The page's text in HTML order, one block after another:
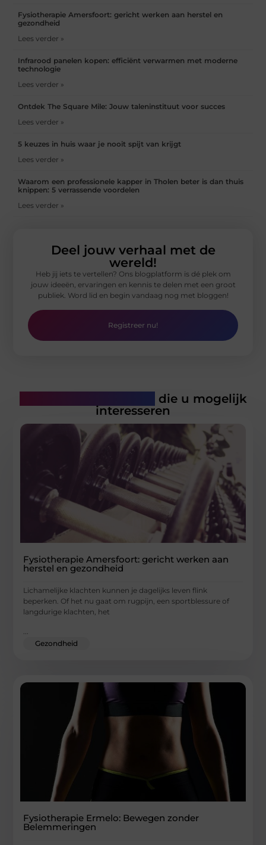
Fysiotherapie Amersfoort: gericht werken aan herstel en
gezondheid
Lees verder »
Infrarood panelen kopen: efficiënt verwarmen met moderne
technologie
Lees verder »
Ontdek The Square Mile: Jouw taleninstituut voor succes
Lees verder »
5 keuzes in huis waar je nooit spijt van krijgt
Lees verder »
Waarom een professionele kapper in Tholen beter is dan thuis
knippen: 5 verrassende voordelen
Lees verder »
Deel jouw verhaal met de
wereld!
Heb jij iets te vertellen? Ons blogplatform is dé plek om
jouw ideeën, ervaringen en kennis te delen met een groot
publiek. Word lid en begin vandaag nog met bloggen!
Registreer nu!
die u mogelijk
interesseren
Fysiotherapie Amersfoort: gericht werken aan
herstel en gezondheid
Lichamelijke klachten kunnen je dagelijks leven flink
beperken. Of het nu gaat om rugpijn, een sportblessure of
langdurige klachten, het
Gezondheid
Fysiotherapie Ermelo: Bewegen zonder
Belemmeringen